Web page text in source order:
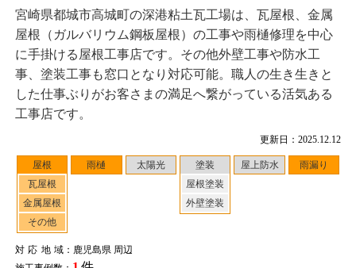
更新日：2025.12.12
屋根
瓦屋根
金属屋根
その他
雨樋 太陽光
塗装
屋根塗装
外壁塗装
屋上防水 雨漏り
対応地域：鹿児島県 周辺
宮崎県都城市高城町の深港粘土瓦工場は、瓦屋根、金属
屋根（ガルバリウム鋼板屋根）の工事や雨樋修理を中心
に手掛ける屋根工事店です。その他外壁工事や防水工
事、塗装工事も窓口となり対応可能。職人の生き生きと
した仕事ぶりがお客さまの満足へ繋がっている活気ある
工事店です。